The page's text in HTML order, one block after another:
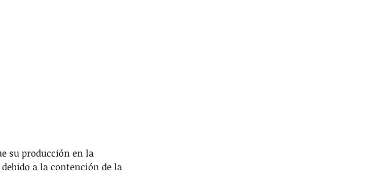
su producción en la
a la contención de la